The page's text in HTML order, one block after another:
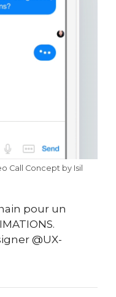
Call Concept by Isil
pour un
@UX-